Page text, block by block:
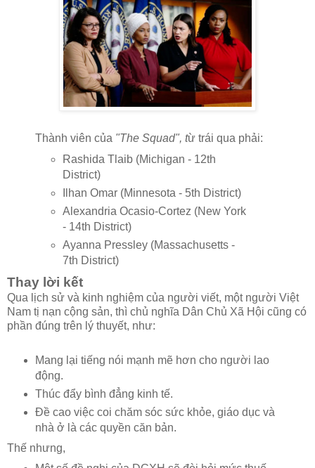
Thành viên của "The Squad", từ trái qua phải:
Rashida Tlaib (Michigan - 12th
District)
Ilhan Omar (Minnesota - 5th District)
Alexandria Ocasio-Cortez (New York
- 14th District)
Ayanna Pressley (Massachusetts -
7th District)
Thay lời kết
Qua lịch sử và kinh nghiệm của người viết, một người Việt
Nam tị nạn cộng sản, thì chủ nghĩa Dân Chủ Xã Hội cũng có
phần đúng trên lý thuyết, như:
Mang lại tiếng nói mạnh mẽ hơn cho người lao
động.
Thúc đẩy bình đẳng kinh tế.
Đề cao việc coi chăm sóc sức khỏe, giáo dục và
nhà ở là các quyền căn bản.
Thế nhưng,